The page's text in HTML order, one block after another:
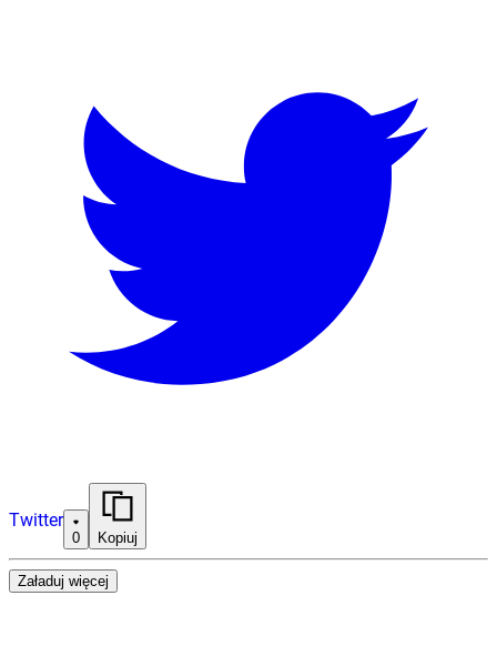
Twitter
0 Kopiuj
Załaduj więcej